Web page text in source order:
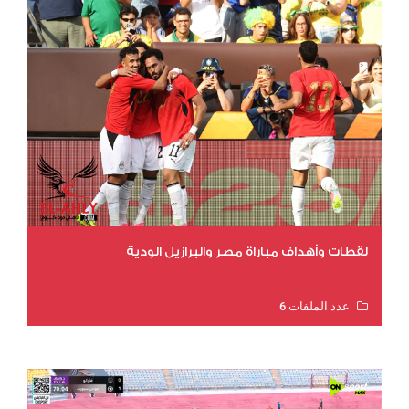
لقطات وأهداف مباراة مصر والبرازيل الودية
عدد الملفات 6